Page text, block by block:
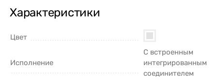
Характеристики
Цвет
Исполнение
С встроенным
интегрированным
соединителем